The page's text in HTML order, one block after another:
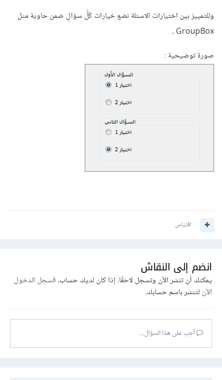
وللتمييز بين اختيارات الاسئلة نضع خيارات كُلًّ سؤالٍ ضمن حاوية مثل
GroupBox .
صورة توضيحية :
اقتباس
انضم إلى النقاش
يمكنك أن تنشر الآن وتسجل لاحقًا. إذا كان لديك حساب،فسجل الدخول
الآنلتنشر باسم حسابك.
أجب على هذا السؤال...